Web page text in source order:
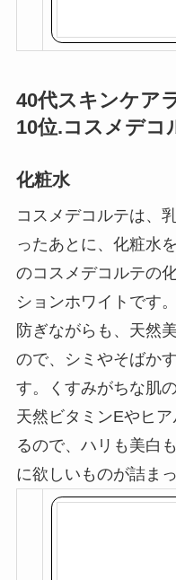
40代スキンケア
コスメデコルテは、
ったあとに、化粧水
のコスメデコルテの
ションホワイトです
防ぎながらも、天然
ので、シミやそばか
す。くすみがちな肌
天然ビタミンEやヒ
るので、ハリも美白
に欲しいものが詰ま